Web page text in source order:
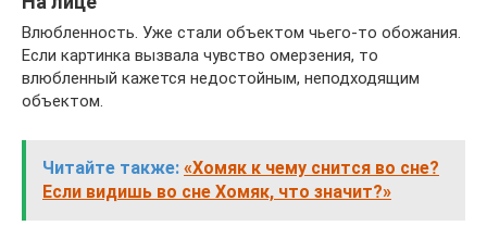
Влюбленность. Уже стали объектом чьего-то обожания.
Если картинка вызвала чувство омерзения, то
влюбленный кажется недостойным, неподходящим
объектом.
Читайте также: «Хомяк к чему снится во сне?
Если видишь во сне Хомяк, что значит?»